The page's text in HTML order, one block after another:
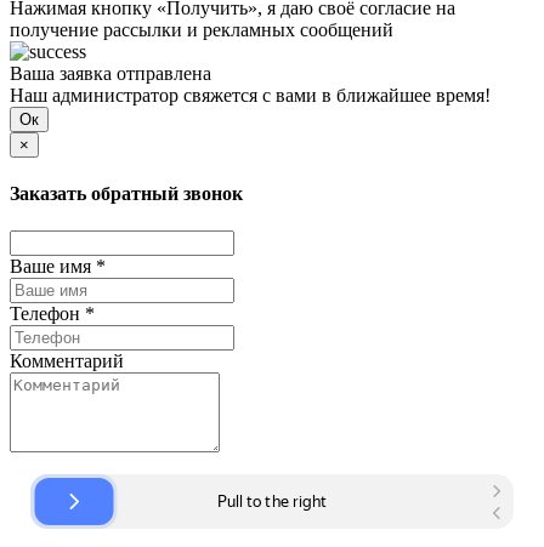
Нажимая кнопку «Получить», я даю своё согласие на
получение рассылки и рекламных сообщений
Ваша заявка отправлена
Наш администратор свяжется с вами в ближайшее время!
Ок
×
Заказать обратный звонок
Ваше имя *
Телефон *
Комментарий